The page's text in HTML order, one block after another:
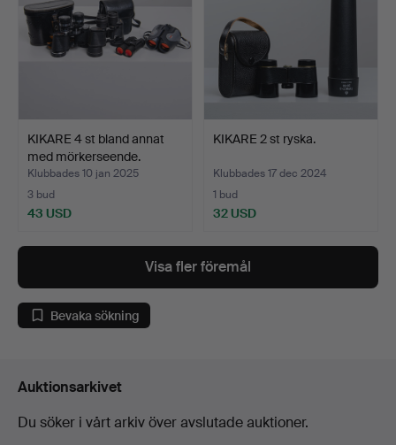
KIKARE 4 st bland annat
med mörkerseende.
Klubbades 10 jan 2025
3 bud
43 USD
KIKARE 2 st ryska.
Klubbades 17 dec 2024
1 bud
32 USD
Visa fler föremål
Bevaka sökning
Auktionsarkivet
Du söker i vårt arkiv över avslutade auktioner.